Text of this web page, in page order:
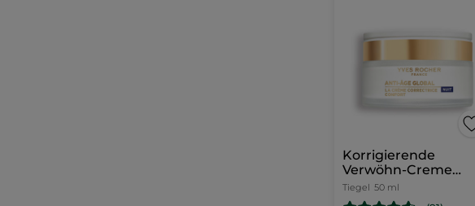
Korrigierende
Verwöhn-Creme
Nacht
Tiegel 50 ml